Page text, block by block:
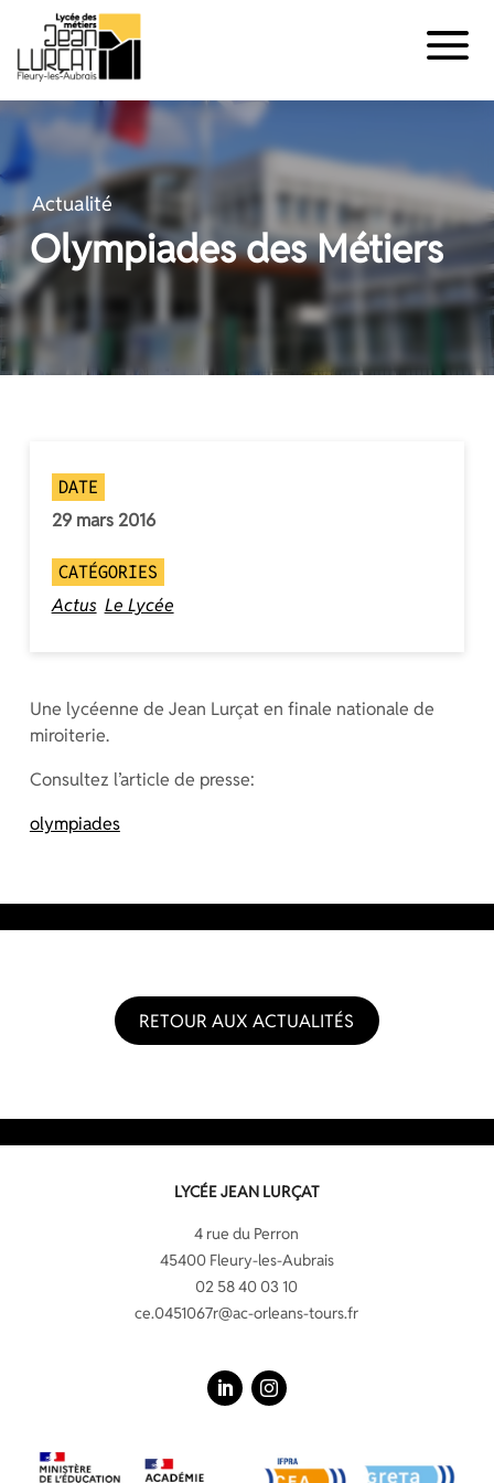
contenu
Actualité
Olympiades des Métiers
DATE
29 mars 2016
CATÉGORIES
Actus Le Lycée
Une lycéenne de Jean Lurçat en finale nationale de
miroiterie.
Consultez l’article de presse:
olympiades
RETOUR AUX ACTUALITÉS
LYCÉE JEAN LURÇAT
4 rue du Perron
45400 Fleury-les-Aubrais
02 58 40 03 10
ce.0451067r@ac-orleans-tours.fr
Panneau de gestion des cookies